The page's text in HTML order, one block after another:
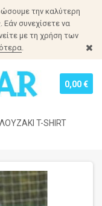
την καλύτερη
Εάν συνεχίσετε να
με τη χρήση των
.
0,00 €
T-SHIRT